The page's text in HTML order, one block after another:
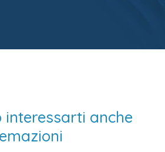
interessarti anche